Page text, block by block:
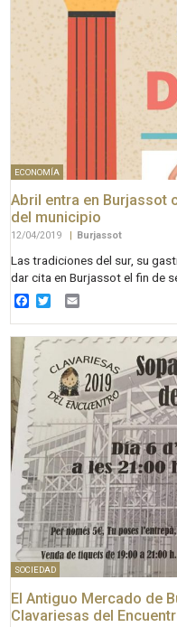
ECONOMÍA
Abril entra en Burjassot
del municipio
12/04/2019 Burjassot
Las tradiciones del sur, su
dar cita en Burjassot el fin de
Facebook
Twitter
SOCIEDAD
El Antiguo Mercado de
Clavariesas del